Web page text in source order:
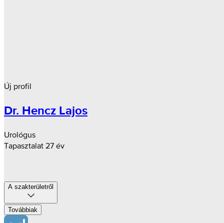
Új profil
Dr. Hencz Lajos
Urológus
Tapasztalat 27 év
A szakterületről
Továbbiak